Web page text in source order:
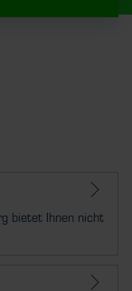
bietet Ihnen nicht